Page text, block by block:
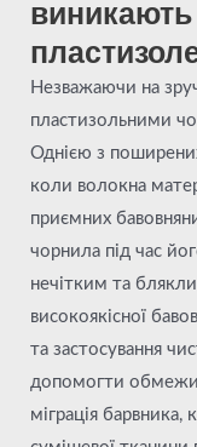
виникають
Незважаючи на
пластизольними
Однією з
коли волокна
приємних
чорнила під час
нечітким та
високоякісної
та застосування
допомогти
міграція барвника,